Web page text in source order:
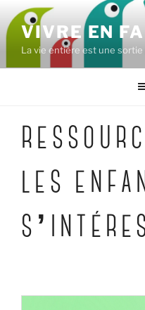
Aller
au
contenuVIVRE EN
La vie entière est une
LES